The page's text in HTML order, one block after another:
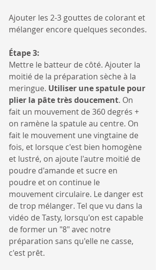
Ajouter les 2-3 gouttes de colorant et
mélanger encore quelques secondes.
Étape 3:
Mettre le batteur de côté. Ajouter la
moitié de la préparation sèche à la
meringue. Utiliser une spatule pour
plier la pâte très doucement. On
fait un mouvement de 360 degrés +
on ramène la spatule au centre. On
fait le mouvement une vingtaine de
fois, et lorsque c'est bien homogène
et lustré, on ajoute l'autre moitié de
poudre d'amande et sucre en
poudre et on continue le
mouvement circulaire. Le danger est
de trop mélanger. Tel que vu dans la
vidéo de Tasty, lorsqu'on est capable
de former un "8" avec notre
préparation sans qu'elle ne casse,
c'est prêt.